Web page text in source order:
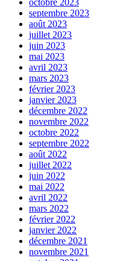
octobre 2023
septembre 2023
août 2023
juillet 2023
juin 2023
mai 2023
avril 2023
mars 2023
février 2023
janvier 2023
décembre 2022
novembre 2022
octobre 2022
septembre 2022
août 2022
juillet 2022
juin 2022
mai 2022
avril 2022
mars 2022
février 2022
janvier 2022
décembre 2021
novembre 2021